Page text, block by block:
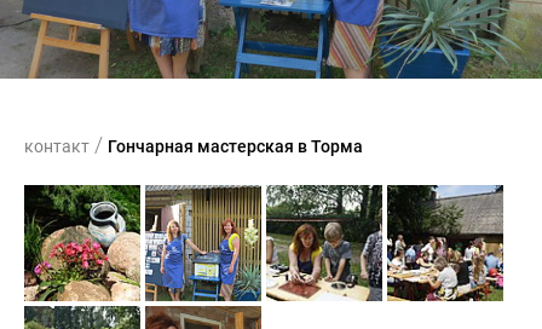
контакт / Гончарная мастерская в Тормa